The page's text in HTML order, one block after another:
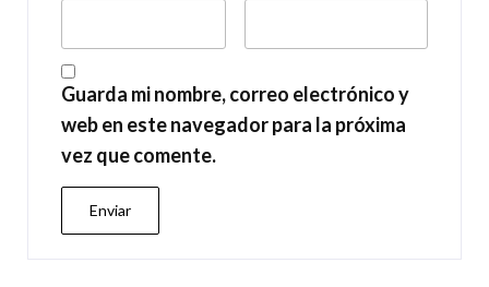
Guarda mi nombre, correo electrónico y
web en este navegador para la próxima
vez que comente.